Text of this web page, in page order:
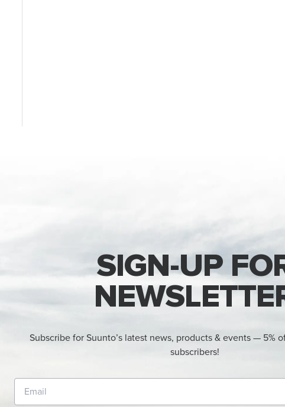
SIGN-UP
Subscribe for Suunto’s latest news, products & events — 5%
subscribers!